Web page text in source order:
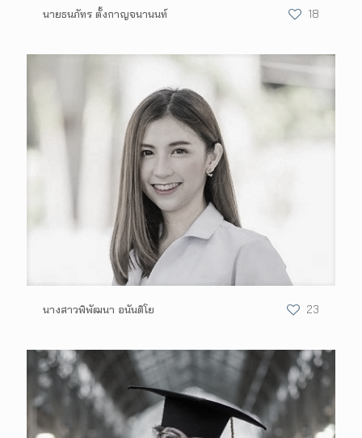
นายธนภัทร ตั้งกาญจนานนท์ 18
นางสาวพิพัฒนา อนันติโย 23